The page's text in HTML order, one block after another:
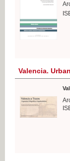
Valencia.